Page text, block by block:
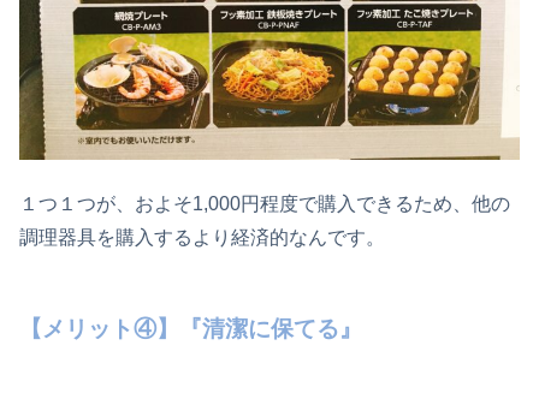
１つ１つが、およそ1,000円程度で購入できるため、他の
調理器具を購入するより経済的なんです。
【メリット④】『清潔に保てる』